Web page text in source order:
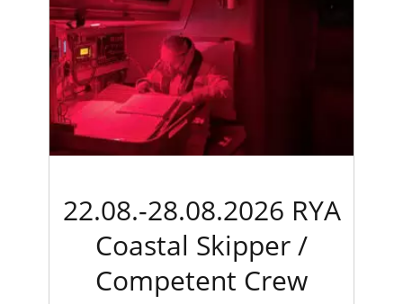
22.08.-28.08.2026 RYA
Coastal Skipper /
Competent Crew